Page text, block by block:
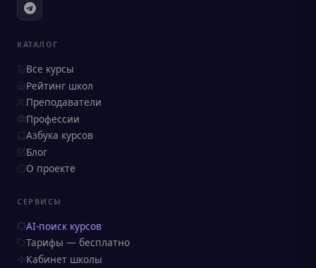
КАТАЛОГ
Все курсы
Рейтинг школ
Преподаватели
Профессии
Азбука курсов
Блог
О проекте
СЕРВИСЫ
AI-поиск курсов
Тарифы — бесплатно
Кабинет школы